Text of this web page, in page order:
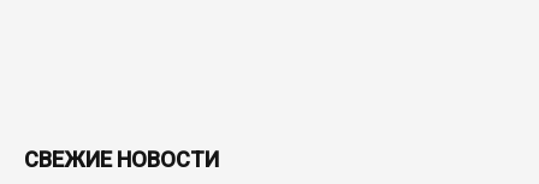
СВЕЖИЕ НОВОСТИ